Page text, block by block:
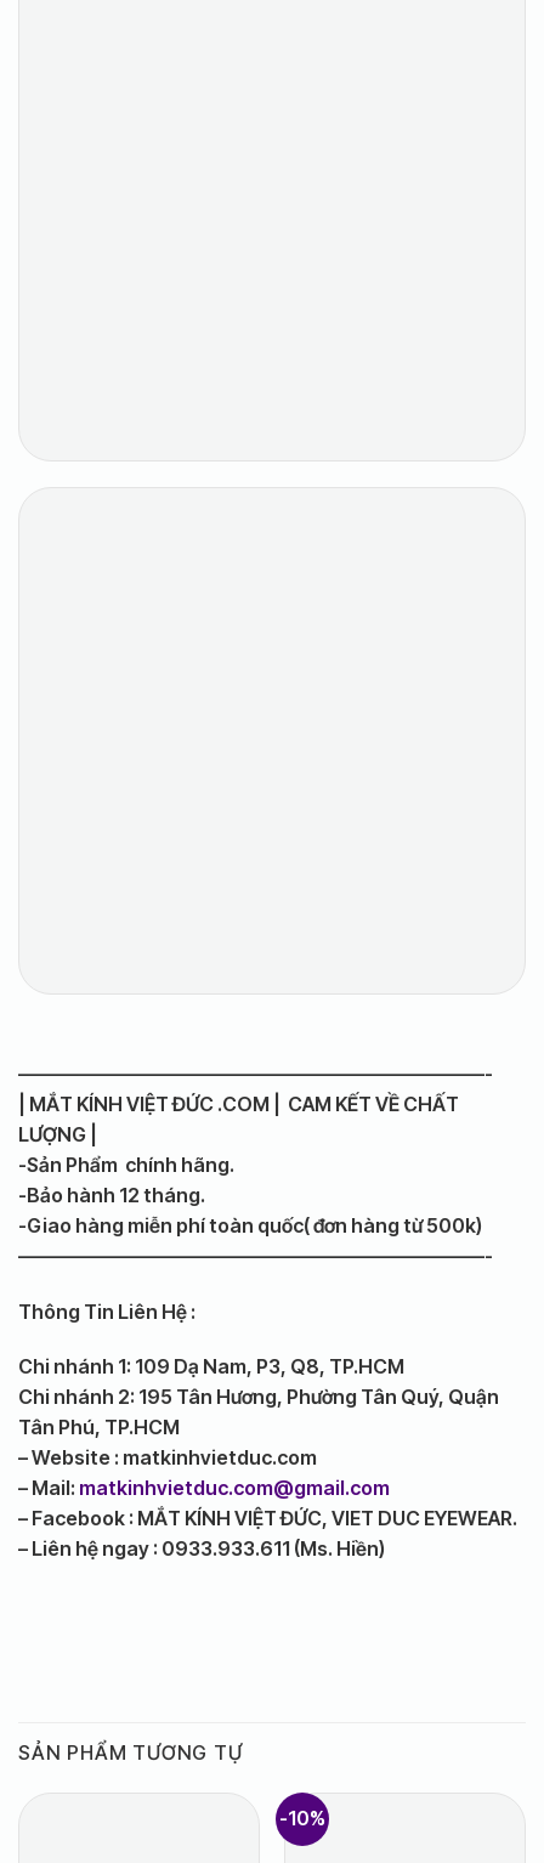
————————————————————————-
| MẮT KÍNH VIỆT ĐỨC .COM | CAM KẾT VỀ CHẤT
LƯỢNG |
-Sản Phẩm chính hãng.
-Bảo hành 12 tháng.
-Giao hàng miễn phí toàn quốc( đơn hàng từ 500k)
————————————————————————-
Thông Tin Liên Hệ :
Chi nhánh 1: 109 Dạ Nam, P3, Q8, TP.HCM
Chi nhánh 2: 195 Tân Hương, Phường Tân Quý, Quận
Tân Phú, TP.HCM
– Website : matkinhvietduc.com
– Mail: matkinhvietduc.com@gmail.com
– Facebook : MẮT KÍNH VIỆT ĐỨC, VIET DUC EYEWEAR.
– Liên hệ ngay : 0933.933.611 (Ms. Hiền)
SẢN PHẨM TƯƠNG TỰ
-10%